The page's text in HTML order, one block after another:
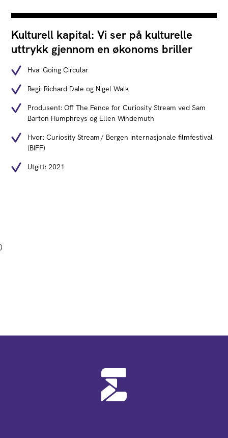
Kulturell kapital: Vi ser på kulturelle
uttrykk gjennom en økonoms briller
Hva: Going Circular
Regi: Richard Dale og Nigel Walk
Produsent: Off The Fence for Curiosity Stream ved Sam
Barton Humphreys og Ellen Windemuth
Hvor: Curiosity Stream / Bergen internasjonale filmfestival
(BIFF)
Utgitt: 2021
)